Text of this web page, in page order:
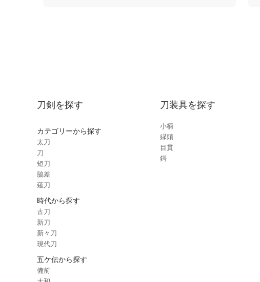
刀剣を探す
カテゴリーから探す
太刀
刀
短刀
脇差
薙刀
時代から探す
古刀
新刀
新々刀
現代刀
五ケ伝から探す
備前
刀装具を探す
小柄
縁頭
目貫
鍔